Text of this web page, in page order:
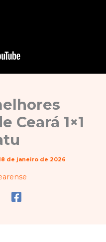
Ceará 1×1
de janeiro de 2026